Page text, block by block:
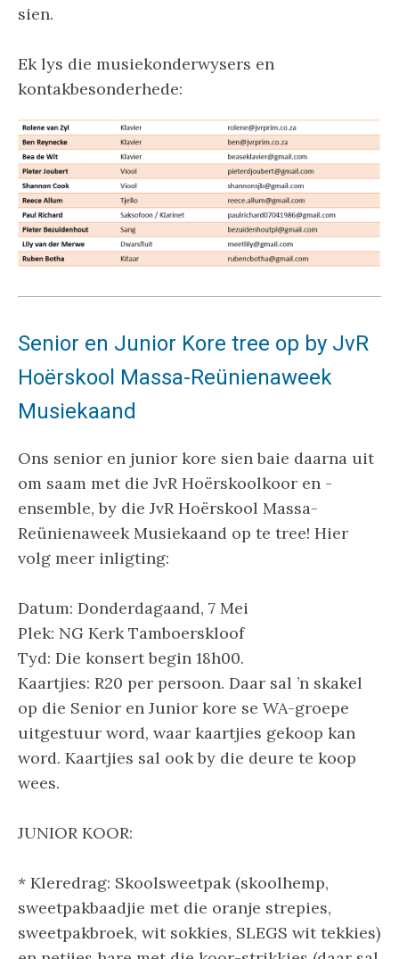
sien.
Ek lys die musiekonderwysers en
kontakbesonderhede:
Senior en Junior Kore tree op by JvR
Hoërskool Massa-Reünienaweek
Musiekaand
Ons senior en junior kore sien baie daarna uit
om saam met die JvR Hoërskoolkoor en -
ensemble, by die JvR Hoërskool Massa-
Reünienaweek Musiekaand op te tree! Hier
volg meer inligting:
Datum: Donderdagaand, 7 Mei
Plek: NG Kerk Tamboerskloof
Tyd: Die konsert begin 18h00.
Kaartjies: R20 per persoon. Daar sal ’n skakel
op die Senior en Junior kore se WA-groepe
uitgestuur word, waar kaartjies gekoop kan
word. Kaartjies sal ook by die deure te koop
wees.
JUNIOR KOOR:
* Kleredrag: Skoolsweetpak (skoolhemp,
sweetpakbaadjie met die oranje strepies,
sweetpakbroek, wit sokkies, SLEGS wit tekkies)